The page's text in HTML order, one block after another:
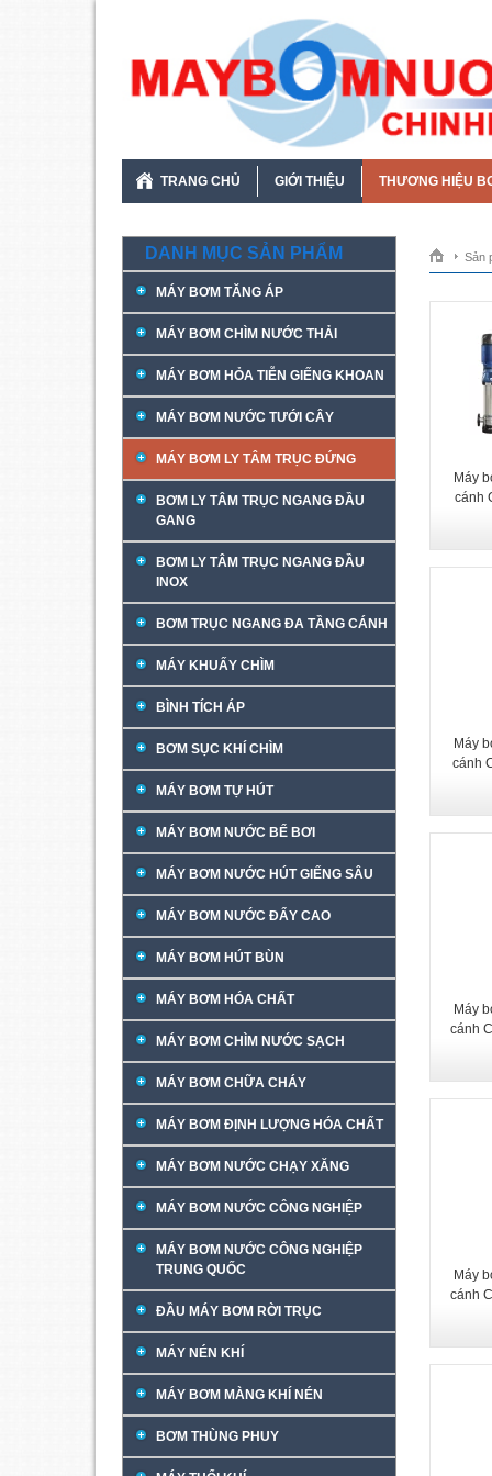
TRANG CHỦ GIỚI THIỆU THƯƠNG HIỆU
DANH MỤC SẢN PHẨM
MÁY BƠM TĂNG ÁP
MÁY BƠM CHÌM NƯỚC THẢI
MÁY BƠM HỎA TIỄN GIẾNG KHOAN
MÁY BƠM NƯỚC TƯỚI CÂY
MÁY BƠM LY TÂM TRỤC ĐỨNG
BƠM LY TÂM TRỤC NGANG ĐẦU
GANG
BƠM LY TÂM TRỤC NGANG ĐẦU
INOX
BƠM TRỤC NGANG ĐA TẦNG CÁNH
MÁY KHUẤY CHÌM
BÌNH TÍCH ÁP
BƠM SỤC KHÍ CHÌM
MÁY BƠM TỰ HÚT
MÁY BƠM NƯỚC BỂ BƠI
MÁY BƠM NƯỚC HÚT GIẾNG SÂU
MÁY BƠM NƯỚC ĐẨY CAO
MÁY BƠM HÚT BÙN
MÁY BƠM HÓA CHẤT
MÁY BƠM CHÌM NƯỚC SẠCH
MÁY BƠM CHỮA CHÁY
MÁY BƠM ĐỊNH LƯỢNG HÓA CHẤT
MÁY BƠM NƯỚC CHẠY XĂNG
MÁY BƠM NƯỚC CÔNG NGHIỆP
MÁY BƠM NƯỚC CÔNG NGHIỆP
TRUNG QUỐC
ĐẦU MÁY BƠM RỜI TRỤC
MÁY NÉN KHÍ
MÁY BƠM MÀNG KHÍ NÉN
BƠM THÙNG PHUY
Sản
Máy
cánh
Máy
cánh
Máy
cánh
Máy
cánh